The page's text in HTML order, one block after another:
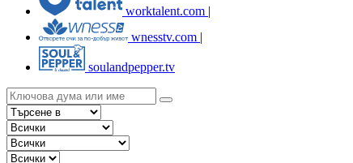
worktalent.com |
wnesstv.com |
soulandpepper.tv